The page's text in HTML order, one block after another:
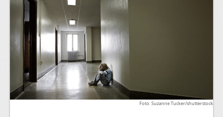
Foto: Suzanne Tucker/shutterstock